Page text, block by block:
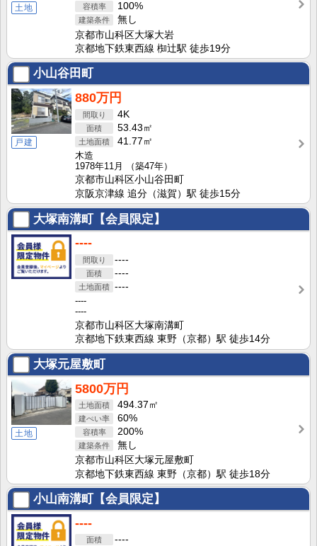
土地
100%
無し
京都市山科区大塚大岩
京都地下鉄東西線 椥辻駅 徒歩19分
小山谷田町
戸建
880万円
4K
53.43㎡
41.77㎡
木造
1978年11月
（築47年）
京都市山科区小山谷田町
京阪京津線 追分（滋賀）駅 徒歩15分
大塚南溝町【会員限定】
----
----
----
----
----
----
京都市山科区大塚南溝町
京都地下鉄東西線 東野（京都）駅 徒歩14分
大塚元屋敷町
土地
5800万円
494.37㎡
60%
200%
無し
京都市山科区大塚元屋敷町
京都地下鉄東西線 東野（京都）駅 徒歩18分
小山南溝町【会員限定】
----
----